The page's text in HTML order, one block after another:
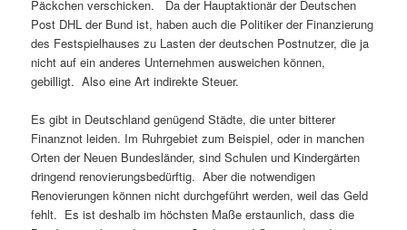
Päckchen verschicken. Da der Hauptaktionär der Deutschen
Post DHL der Bund ist, haben auch die Politiker der Finanzierung
des Festspielhauses zu Lasten der deutschen Postnutzer, die ja
nicht auf ein anderes Unternehmen ausweichen können,
gebilligt. Also eine Art indirekte Steuer.
Es gibt in Deutschland genügend Städte, die unter bitterer
Finanznot leiden. Im Ruhrgebiet zum Beispiel, oder in manchen
Orten der Neuen Bundesländer, sind Schulen und Kindergärten
dringend renovierungsbedürftig. Aber die notwendigen
Renovierungen können nicht durchgeführt werden, weil das Geld
fehlt. Es ist deshalb im höchsten Maße erstaunlich, dass die